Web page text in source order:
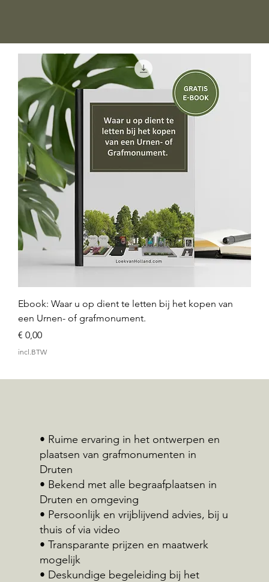
Ebook: Waar u op dient te letten bij het kopen van
een Urnen- of grafmonument.
Prijs
€ 0,00
incl.BTW
• Ruime ervaring in het ontwerpen en
plaatsen van grafmonumenten in
Druten
• Bekend met alle begraafplaatsen in
Druten en omgeving
• Persoonlijk en vrijblijvend advies, bij u
thuis of via video
• Transparante prijzen en maatwerk
mogelijk
• Deskundige begeleiding bij het